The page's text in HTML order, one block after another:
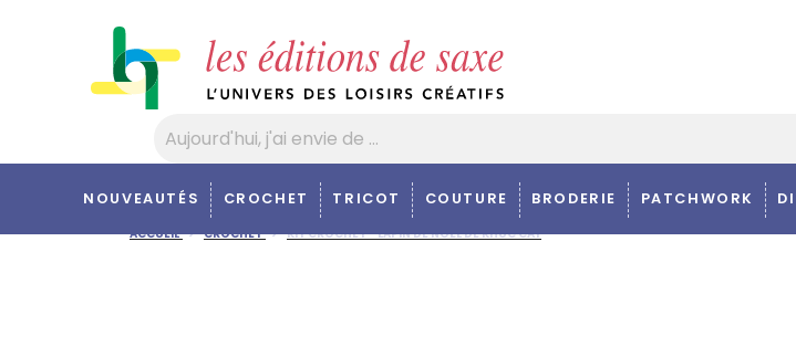
NOUVEAUTÉS CROCHET TRICOT COUTURE BRODERIE PATCHWORK
ACCUEIL CROCHET KIT CROCHET - LAPIN DE NOËL DE KHUC CAY